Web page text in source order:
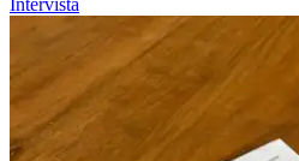
Intervista